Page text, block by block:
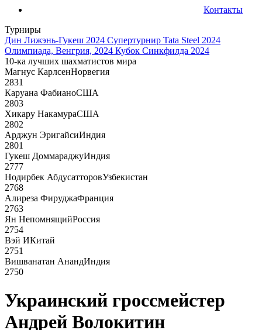
Контакты
Турниры
Дин Лижэнь-Гукеш 2024 Супертурнир Tata Steel 2024
Олимпиада, Венгрия, 2024 Кубок Синкфилда 2024
10-ка лучших шахматистов мира
Магнус КарлсенНорвегия
2831
Каруана ФабианоСША
2803
Хикару НакамураСША
2802
Арджун ЭригайсиИндия
2801
Гукеш ДоммараджуИндия
2777
Нодирбек АбдусатторовУзбекистан
2768
Алиреза ФируджаФранция
2763
Ян НепомнящийРоссия
2754
Вэй ИКитай
2751
Вишванатан АнандИндия
2750
Украинский гроссмейстер
Андрей Волокитин